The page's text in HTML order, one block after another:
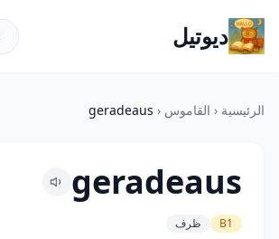
ديوتيل
الرئيسية ‹ القاموس ‹
geradeaus
geradeaus
B1 ظرف